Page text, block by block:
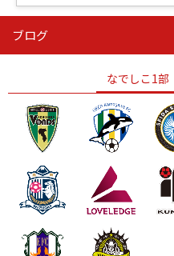
ニッパツ
ニッパツ 名古屋
ブログ
なでしこ1部